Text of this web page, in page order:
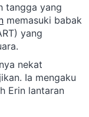
tangga yang
memasuki babak
yang
nekat
Ia mengaku
Erin lantaran